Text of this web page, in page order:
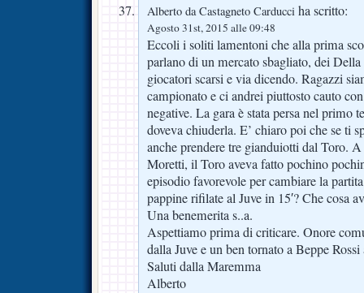
Alberto da Castagneto Carducci ha scritto:
Agosto 31st, 2015 alle 09:48
Eccoli i soliti lamentoni che alla prima
parlano di un mercato sbagliato, dei
giocatori scarsi e via dicendo. Ragazzi
campionato e ci andrei piuttosto cauto
negative. La gara è stata persa nel primo
doveva chiuderla. E’ chiaro poi che se ti
anche prendere tre gianduiotti dal Toro.
Moretti, il Toro aveva fatto pochino
episodio favorevole per cambiare la
pappine rifilate al Juve in 15′? Che cosa
Una benemerita s..a.
Aspettiamo prima di criticare. Onore
dalla Juve e un ben tornato a Beppe
Saluti dalla Maremma
Alberto